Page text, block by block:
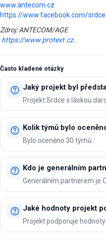
www.antecom.cz
https://www.facebook.com/
Zdroj: ANTECOM/AGE
https://www.protext.cz.
Často kladené otázky
Jaký projekt byl
Projekt Srdce s láskou
Kolik týmů bylo
Bylo oceněno 30 týmů.
Kdo je generálním
Generálním partnerem je
Jaké hodnoty projekt
Projekt podporuje